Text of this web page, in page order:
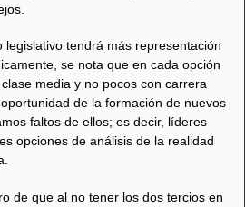
legislativo tendrá más representación
se nota que en cada opción
media y no pocos con carrera
de la formación de nuevos
faltos de ellos; es decir, líderes
opciones de análisis de la realidad
de que al no tener los dos tercios en